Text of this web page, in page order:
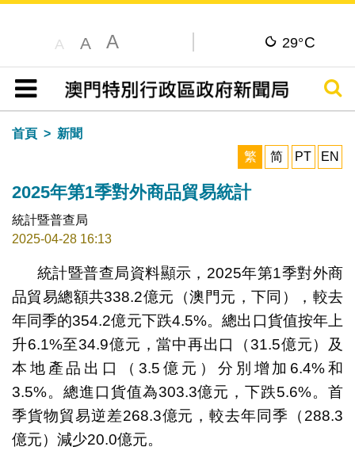
A A A 29°C
目錄
搜尋
首頁
新聞
繁
简 PT EN
2025年第1季對外商品貿易統計
統計暨普查局
2025-04-28 16:13
統計暨普查局資料顯示，2025年第1季對外商
品貿易總額共338.2億元（澳門元，下同），較去
年同季的354.2億元下跌4.5%。總出口貨值按年上
升6.1%至34.9億元，當中再出口（31.5億元）及
本地產品出口（3.5億元）分別增加6.4%和
3.5%。總進口貨值為303.3億元，下跌5.6%。首
季貨物貿易逆差268.3億元，較去年同季（288.3
億元）減少20.0億元。